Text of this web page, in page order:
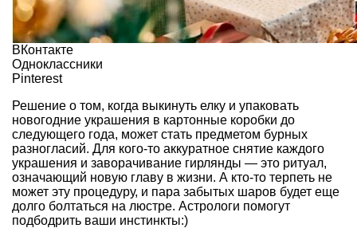
ВКонтакте
Одноклассники
Pinterest
Решение о том, когда выкинуть елку и упаковать
новогодние украшения в картонные коробки до
следующего года, может стать предметом бурных
разногласий. Для кого-то аккуратное снятие каждого
украшения и заворачивание гирлянды — это ритуал,
означающий новую главу в жизни. А кто-то терпеть не
может эту процедуру, и пара забытых шаров будет еще
долго болтаться на люстре. Астрологи помогут
подбодрить ваши инстинкты:)